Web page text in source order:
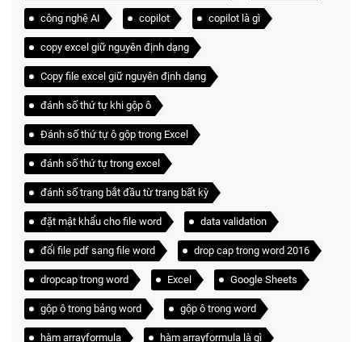
công nghệ AI copilot copilot là gì
copy excel giữ nguyên định dạng
Copy file excel giữ nguyên định dạng
đánh số thứ tự khi gộp ô
Đánh số thứ tự ô gộp trong Excel
đánh số thứ tự trong excel
đánh số trang bắt đầu từ trang bất kỳ
đặt mật khẩu cho file word data validation
đổi file pdf sang file word drop cap trong word 2016
dropcap trong word Excel Google Sheets
gộp ô trong bảng word gộp ô trong word
hàm arrayformula hàm arrayformula là gì